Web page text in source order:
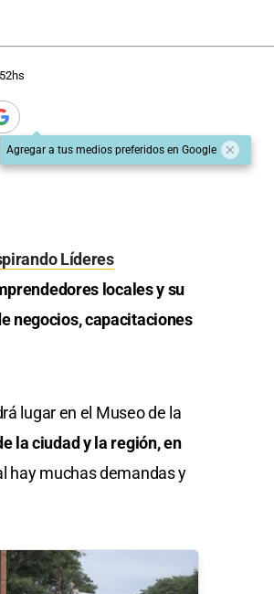
hs
Agregar a tus medios preferidos en Google
Líderes
locales y su
negocios, capacitaciones
lugar en el Museo de la
la ciudad y la región, en
hay muchas demandas y